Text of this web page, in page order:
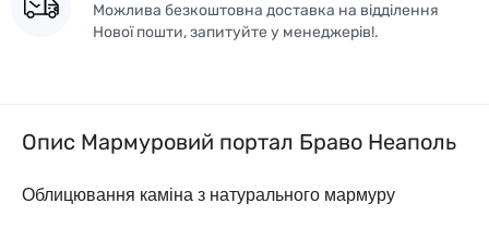
Можлива безкоштовна доставка на відділення
Нової пошти, запитуйте у менеджерів!.
Опис Мармуровий портал Браво Неаполь
Облицювання каміна з натурального мармуру